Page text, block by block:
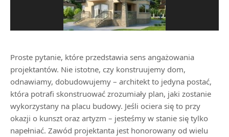
Proste pytanie, które przedstawia sens angażowania
projektantów. Nie istotne, czy konstruujemy dom,
odnawiamy, dobudowujemy – architekt to jedyna postać,
która potrafi skonstruować zrozumiały plan, jaki zostanie
wykorzystany na placu budowy. Jeśli ociera się to przy
okazji o kunszt oraz artyzm – jesteśmy w stanie się tylko
napełniać. Zawód projektanta jest honorowany od wielu